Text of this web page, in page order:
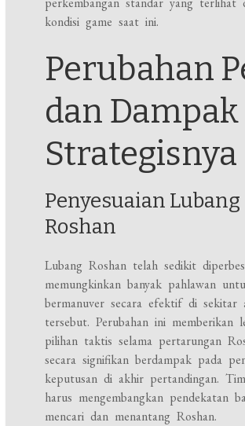
kondisi game saat ini.
Perubahan
dan Dampak
Strategisnya
Penyesuaian Lubang
Roshan
Lubang Roshan telah sedikit
memungkinkan banyak pahlawan
bermanuver secara efektif di sekitar
tersebut. Perubahan ini memberikan
pilihan taktis selama pertarungan
secara signifikan berdampak pada
keputusan di akhir pertandingan.
harus mengembangkan pendekatan
mencari dan menantang Roshan.